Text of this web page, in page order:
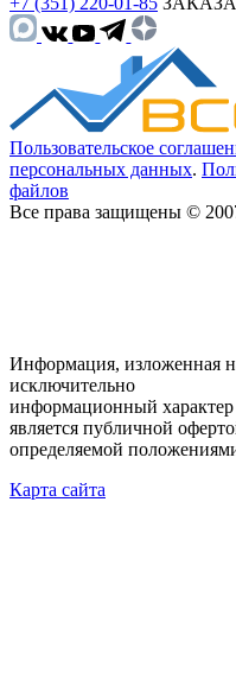
Пользовательское
персональных данных.
файлов
Все права защищены ©
Информация, изложенная
исключительно
информационный
является публичной
определяемой
Карта сайта